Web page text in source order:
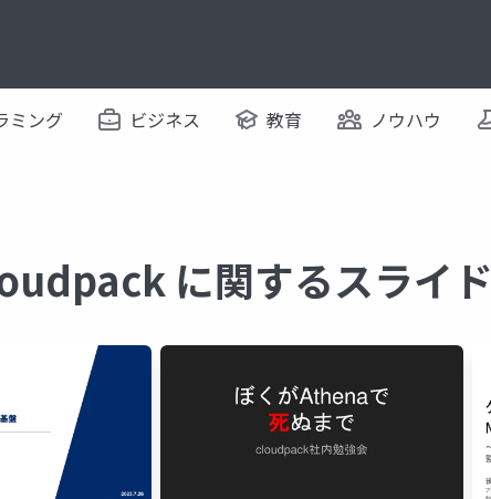
ミング ビジネス 教育 ノウハウ
に関するスライド